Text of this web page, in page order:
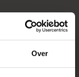
Over